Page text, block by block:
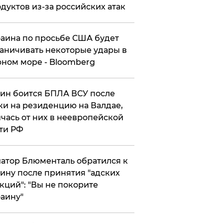
из-за российских атак
по просьбе США будет
некоторые удары в
море - Bloomberg
боится БПЛА ВСУ после
на резиденцию на Валдае,
от них в неевропейской
РФ
Блюменталь обратился к
после принятия "адских
"Вы не покорите